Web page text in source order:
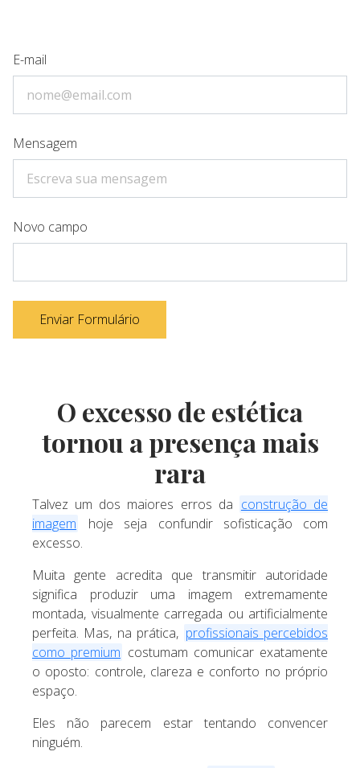
E-mail
Mensagem
Novo campo
Enviar Formulário
O excesso de estética
tornou a presença mais
rara
Talvez um dos maiores erros da construção de
imagem
hoje seja confundir sofisticação com
excesso.
Muita gente acredita que transmitir autoridade
significa produzir uma imagem extremamente
montada, visualmente carregada ou artificialmente
perfeita. Mas, na prática, profissionais percebidos
como premium costumam comunicar exatamente
o oposto: controle, clareza e conforto no próprio
espaço.
Eles não parecem estar tentando convencer
ninguém.